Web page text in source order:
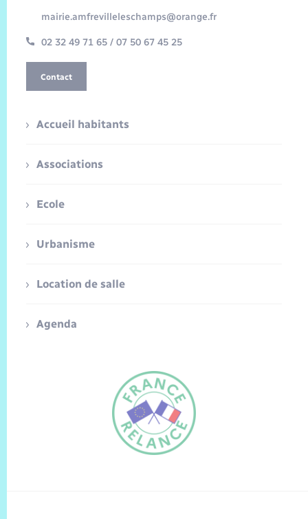
mairie.amfrevilleleschamps@orange.fr
02 32 49 71 65 / 07 50 67 45 25
Contact
Accueil habitants
Associations
Ecole
Urbanisme
Location de salle
Agenda